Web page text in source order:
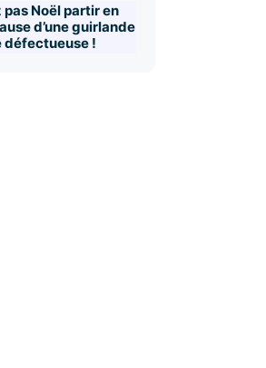
pas Noël partir en
d’une guirlande
défectueuse !